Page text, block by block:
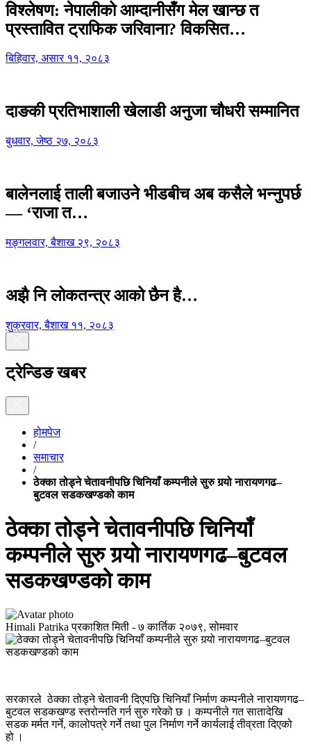
विश्लेषण: नेपालीको आम्दानीसँग मेल खान्छ त
प्रस्तावित ट्राफिक जरिवाना? विकसित…
बिहिवार, असार ११, २०८३
दाङकी प्रतिभाशाली खेलाडी अनुजा चौधरी सम्मानित
बुधवार, जेष्ठ २७, २०८३
बालेनलाई ताली बजाउने भीडबीच अब कसैले भन्नुपर्छ
— ‘राजा त…
मङ्गलवार, बैशाख २९, २०८३
अझै नि लोकतन्त्र आको छैन है…
शुक्रवार, बैशाख ११, २०८३
ट्रेन्डिङ खबर
होमपेज
/
समाचार
/
ठेक्का तोड्ने चेतावनीपछि चिनियाँ कम्पनीले सुरु गर्‍यो नारायणगढ–
बुटवल सडकखण्डको काम
ठेक्का तोड्ने चेतावनीपछि चिनियाँ
कम्पनीले सुरु गर्‍यो नारायणगढ–बुटवल
सडकखण्डको काम
Himali Patrika प्रकाशित मिती - ७ कार्तिक २०७९, सोमवार
सरकारले ठेक्का तोड्ने चेतावनी दिएपछि चिनियाँ निर्माण कम्पनीले नारायणगढ–
बुटवल सडकखण्ड स्तरोन्नति गर्न सुरु गरेको छ । कम्पनीले गत सातादेखि
सडक मर्मत गर्ने, कालोपत्रे गर्ने तथा पुल निर्माण गर्ने कार्यलाई तीव्रता दिएको
हो ।